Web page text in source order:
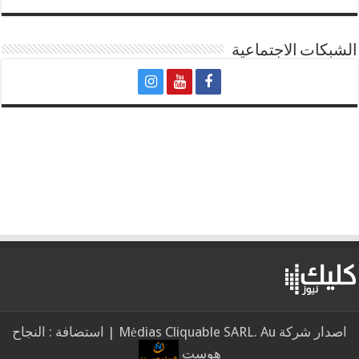
الشبكات الاجتماعية
اصدار شركة Mėdias Cliquable SARL. Au | استضافة : النجاح
هوست